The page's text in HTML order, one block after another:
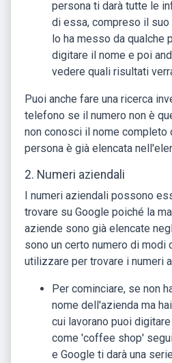
persona ti darà tutte le
di essa, compreso il
lo ha messo da qualche
digitare il nome e poi
vedere quali risultati
Puoi anche fare una ricerca
telefono se il numero non è
non conosci il nome completo
persona è già elencata
2. Numeri aziendali
I numeri aziendali possono
trovare su Google poiché la
aziende sono già elencate
sono un certo numero di modi
utilizzare per trovare i numeri
Per cominciare, se non
nome dell'azienda ma
cui lavorano puoi
come 'coffee shop'
e Google ti darà una